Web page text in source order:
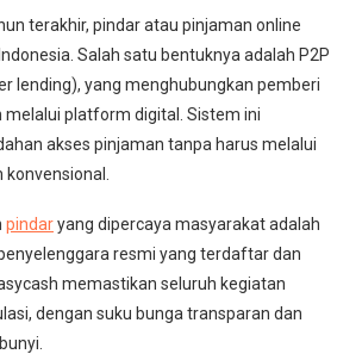
terakhir, pindar atau pinjaman online
Salah satu bentuknya adalah P2P
lending), yang menghubungkan pemberi
melalui platform digital. Sistem ini
akses pinjaman tanpa harus melalui
pindaryang dipercaya masyarakat adalah
resmi yang terdaftar dan
memastikan seluruh kegiatan
dengan suku bunga transparan dan